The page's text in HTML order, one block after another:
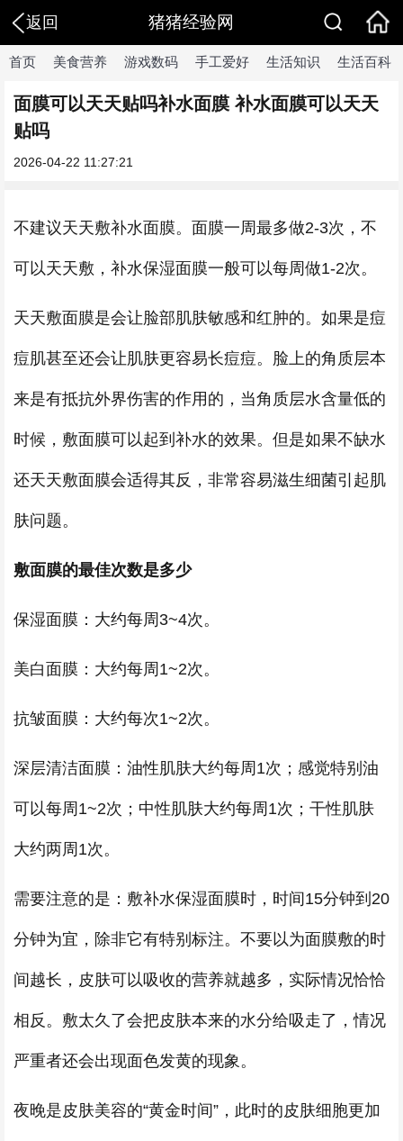
返回 猪猪经验网
首页 美食营养 游戏数码 手工爱好 生活知识 生活百科
面膜可以天天贴吗补水面膜 补水面膜可以天天
贴吗
2026-04-22 11:27:21
不建议天天敷补水面膜。面膜一周最多做2-3次，不
可以天天敷，补水保湿面膜一般可以每周做1-2次。
天天敷面膜是会让脸部肌肤敏感和红肿的。如果是痘
痘肌甚至还会让肌肤更容易长痘痘。脸上的角质层本
来是有抵抗外界伤害的作用的，当角质层水含量低的
时候，敷面膜可以起到补水的效果。但是如果不缺水
还天天敷面膜会适得其反，非常容易滋生细菌引起肌
肤问题。
敷面膜的最佳次数是多少
保湿面膜：大约每周3~4次。
美白面膜：大约每周1~2次。
抗皱面膜：大约每次1~2次。
深层清洁面膜：油性肌肤大约每周1次；感觉特别油
可以每周1~2次；中性肌肤大约每周1次；干性肌肤
大约两周1次。
需要注意的是：敷补水保湿面膜时，时间15分钟到20
分钟为宜，除非它有特别标注。不要以为面膜敷的时
间越长，皮肤可以吸收的营养就越多，实际情况恰恰
相反。敷太久了会把皮肤本来的水分给吸走了，情况
严重者还会出现面色发黄的现象。
夜晚是皮肤美容的“黄金时间”，此时的皮肤细胞更加